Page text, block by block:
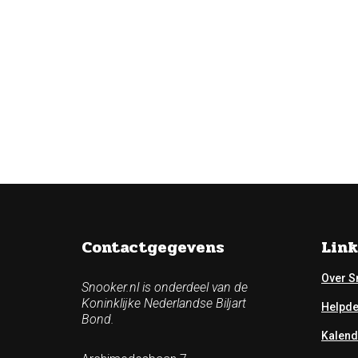
Contactgegevens
Snooker.nl is onderdeel van de
Koninklijke Nederlandse Biljart
Bond.
Over